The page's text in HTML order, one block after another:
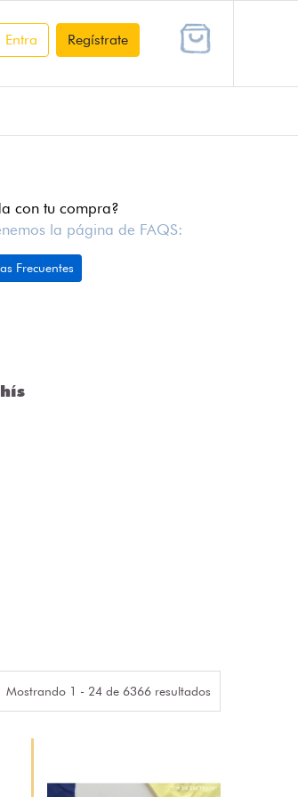
Entra Regístrate
con tu compra?
la página de FAQS:
Frecuentes
Mostrando 1 - 24 de 6366 resultados